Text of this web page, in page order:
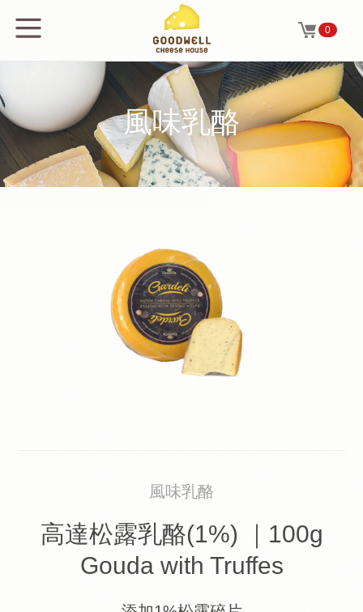
0
風味乳酪
風味乳酪
高達松露乳酪(1%) ｜100g
Gouda with Truffes